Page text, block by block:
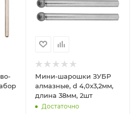
Мини-шарошки ЗУБР
алмазные, d 4,0x3,2мм,
длина 38мм, 2шт
Достаточно